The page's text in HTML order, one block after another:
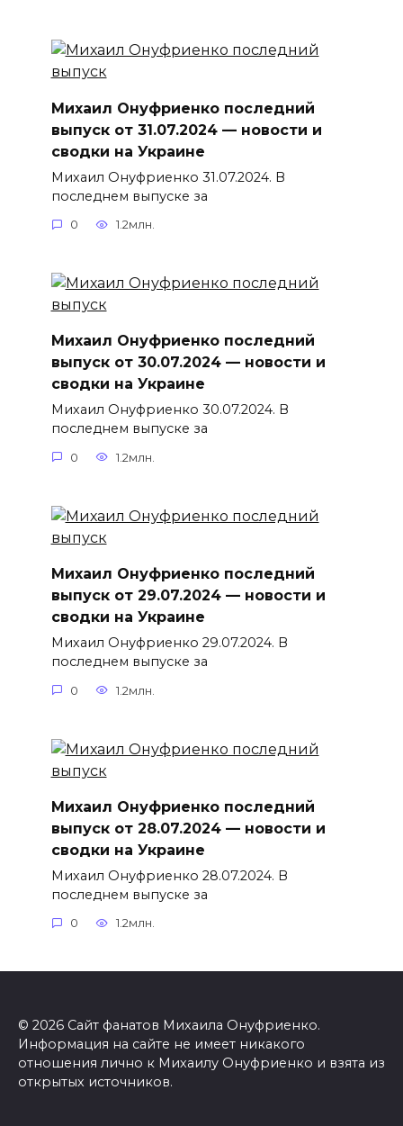
Михаил Онуфриенко последний
выпуск от 31.07.2024 — новости и
сводки на Украине
Михаил Онуфриенко 31.07.2024. В
последнем выпуске за
0 1.2млн.
Михаил Онуфриенко последний
выпуск от 30.07.2024 — новости и
сводки на Украине
Михаил Онуфриенко 30.07.2024. В
последнем выпуске за
0 1.2млн.
Михаил Онуфриенко последний
выпуск от 29.07.2024 — новости и
сводки на Украине
Михаил Онуфриенко 29.07.2024. В
последнем выпуске за
0 1.2млн.
Михаил Онуфриенко последний
выпуск от 28.07.2024 — новости и
сводки на Украине
Михаил Онуфриенко 28.07.2024. В
последнем выпуске за
0 1.2млн.
© 2026 Сайт фанатов Михаила Онуфриенко.
Информация на сайте не имеет никакого
отношения лично к Михаилу Онуфриенко и взята из
открытых источников.